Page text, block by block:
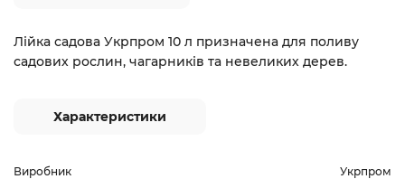
Лійка садова Укрпром 10 л призначена для поливу
садових рослин, чагарників та невеликих дерев.
Характеристики
Виробник Укрпром